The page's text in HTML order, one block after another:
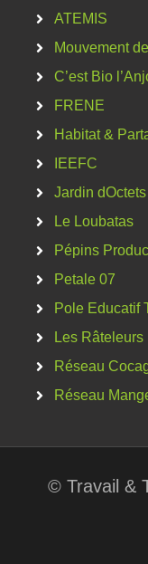
ATEMIS
Mouvement
C’est Bio
FRENE
Habitat &
IEEFC
Jardin dOctets
Le Loubatas
Pépins
Petale 07
Pole Educatif
Les Râteleurs
Réseau
Réseau
© Travail &